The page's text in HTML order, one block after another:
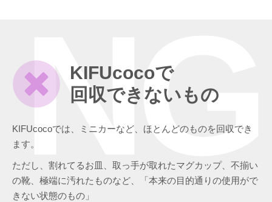
KIFUcocoで
回収できないもの
KIFUcocoでは、ミニカーなど、ほとんどのものを回収でき
ます。
ただし、割れてるお皿、取っ手が取れたマグカップ、不揃い
の靴、極端に汚れたものなど、「本来の目的通りの使用がで
きない状態のもの」
NG